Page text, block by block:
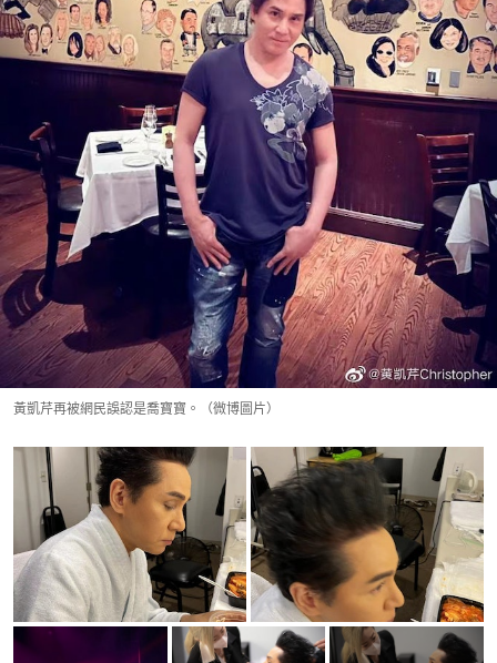
黃凱芹再被網民誤認是喬寶寶。（微博圖片）